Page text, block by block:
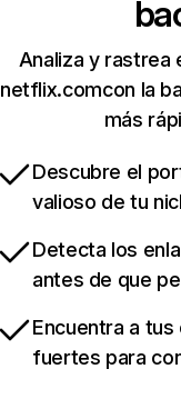
Analiza y rastrea
netflix.comcon la
más
Descubre el
valioso de tu
Detecta los
antes de que
Encuentra a
fuertes para